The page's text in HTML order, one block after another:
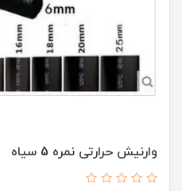
وارنیش حرارتی نمره 5 سیاه